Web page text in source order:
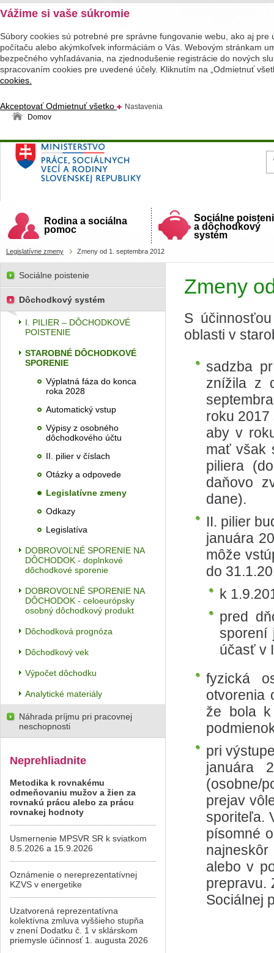
Vážime si vaše súkromie
Súbory cookies sú potrebné pre správne fungovanie webu, ako aj
počítaču alebo akýmkoľvek informáciám o Vás. Webovým stránkam
bezpečného vyhľadávania, na zjednodušenie registrácie do nových
spracovaním cookies pre uvedené účely. Kliknutím na „Odmietnuť
cookies.
AkceptovaťOdmietnuť všetko
Nastavenia
Domov
Ministerstvo práce, sociálnych vecí a rodiny
Slovenskej republiky
Rodina a sociálna
pomoc
Sociálne
a dôchodkový
systém
Legislatívne zmeny Zmeny od 1. septembra 2012
Zmeny
S
oblasti v
sadzba
znížila z
roku
aby v
mať však
piliera
daňovo
dane).
II. pilier
januára
môže
do
k
pred
sporení
účasť v
fyzická
otvorenia
že bola k
pri
januára
(osobne/
prejav
sporiteľa.
písomné
alebo v
prepravu.
Sociálnej
Sociálne poistenie
Dôchodkový systém
I. PILIER – DÔCHODKOVÉ
POISTENIE
STAROBNÉ DÔCHODKOVÉ
SPORENIE
Výplatná fáza do konca
roka 2028
Automatický vstup
Výpisy z osobného
dôchodkového účtu
II. pilier v číslach
Otázky a odpovede
Legislatívne zmeny
Odkazy
Legislatíva
DOBROVOĽNÉ SPORENIE NA
DÔCHODOK - doplnkové
dôchodkové sporenie
DOBROVOĽNÉ SPORENIE NA
DÔCHODOK - celoeurópsky
osobný dôchodkový produkt
Dôchodková prognóza
Dôchodkový vek
Výpočet dôchodku
Analytické materiály
Náhrada príjmu pri pracovnej
neschopnosti
Neprehliadnite
Metodika k rovnakému
odmeňovaniu mužov a žien za
rovnakú prácu alebo za prácu
rovnakej hodnoty
Usmernenie MPSVR SR k sviatkom
8.5.2026 a 15.9.2026
Oznámenie o nereprezentatívnej
KZVS v energetike
Uzatvorená reprezentatívna
kolektívna zmluva vyššieho stupňa
v znení Dodatku č. 1 v sklárskom
priemysle účinnosť 1. augusta 2026